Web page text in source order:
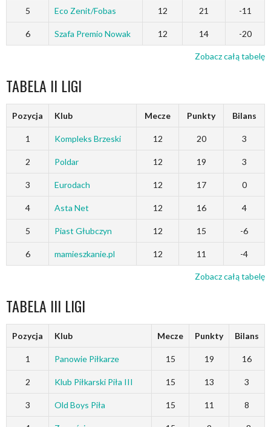
5 Eco Zenit/Fobas 12 21 -11
6 Szafa Premio Nowak 12 14 -20
Zobacz całą tabelę
TABELA II LIGI
Pozycja Klub Mecze Punkty Bilans
1 Kompleks Brzeski 12 20 3
2 Poldar 12 19 3
3 Eurodach 12 17 0
4 Asta Net 12 16 4
5 Piast Głubczyn 12 15 -6
6 mamieszkanie.pl 12 11 -4
Zobacz całą tabelę
TABELA III LIGI
Pozycja Klub Mecze Punkty Bilans
1 Panowie Piłkarze 15 19 16
2 Klub Piłkarski Piła III 15 13 3
3 Old Boys Piła 15 11 8